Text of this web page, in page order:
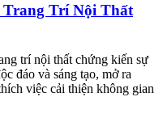
Trí Nội Thất
trí nội thất chứng kiến sự
đáo và sáng tạo, mở ra
việc cải thiện không gian